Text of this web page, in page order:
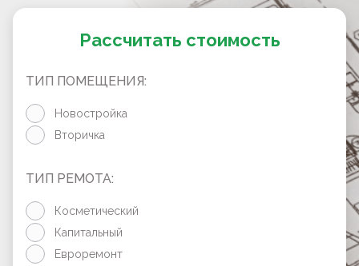
Рассчитать стоимость
ТИП ПОМЕЩЕНИЯ:
Новостройка
Вторичка
ТИП РЕМОТА:
Косметический
Капитальный
Евроремонт